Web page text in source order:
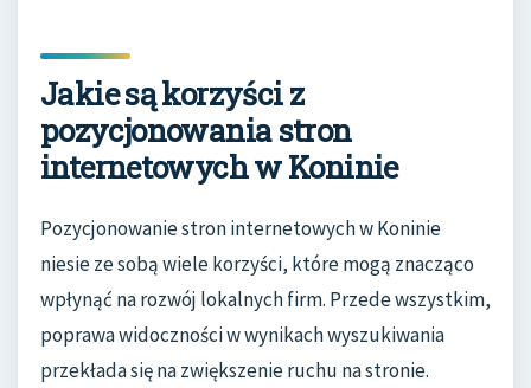
Jakie są korzyści z
pozycjonowania stron
internetowych w Koninie
Pozycjonowanie stron internetowych w Koninie
niesie ze sobą wiele korzyści, które mogą znacząco
wpłynąć na rozwój lokalnych firm. Przede wszystkim,
poprawa widoczności w wynikach wyszukiwania
przekłada się na zwiększenie ruchu na stronie.